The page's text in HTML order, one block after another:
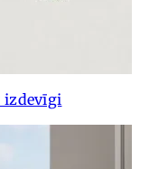
izdevīgi